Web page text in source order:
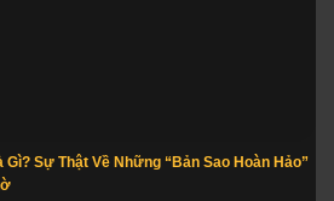
Sự Thật Về Những “Bản Sao Hoàn Hảo”